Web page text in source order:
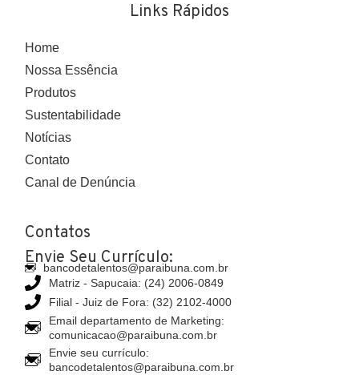
Links Rápidos
Home
Nossa Essência
Produtos
Sustentabilidade
Notícias
Contato
Canal de Denúncia
Contatos
Envie Seu Currículo:
bancodetalentos@paraibuna.com.br
Matriz - Sapucaia: (24) 2006-0849
Filial - Juiz de Fora: (32) 2102-4000
Email departamento de Marketing:
comunicacao@paraibuna.com.br
Envie seu currículo:
bancodetalentos@paraibuna.com.br